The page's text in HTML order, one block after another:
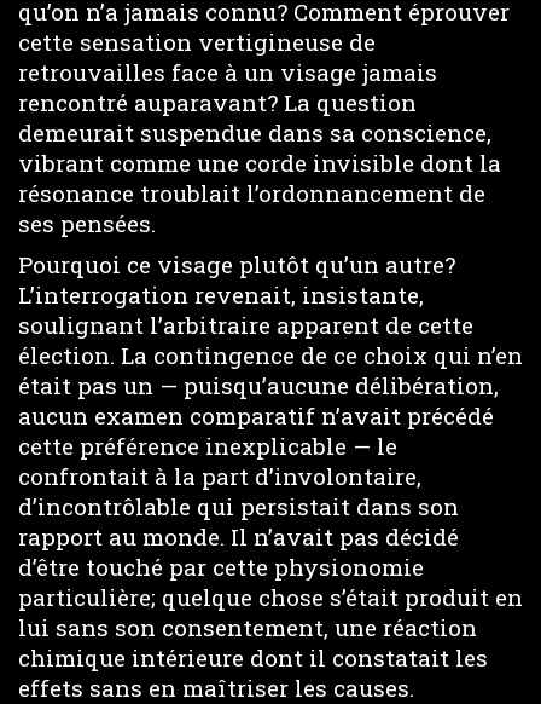
qu’on n’a jamais connu? Comment éprouver
cette sensation vertigineuse de
retrouvailles face à un visage jamais
rencontré auparavant? La question
demeurait suspendue dans sa conscience,
vibrant comme une corde invisible dont la
résonance troublait l’ordonnancement de
ses pensées.
Pourquoi ce visage plutôt qu’un autre?
L’interrogation revenait, insistante,
soulignant l’arbitraire apparent de cette
élection. La contingence de ce choix qui n’en
était pas un — puisqu’aucune délibération,
aucun examen comparatif n’avait précédé
cette préférence inexplicable — le
confrontait à la part d’involontaire,
d’incontrôlable qui persistait dans son
rapport au monde. Il n’avait pas décidé
d’être touché par cette physionomie
particulière; quelque chose s’était produit en
lui sans son consentement, une réaction
chimique intérieure dont il constatait les
effets sans en maîtriser les causes.